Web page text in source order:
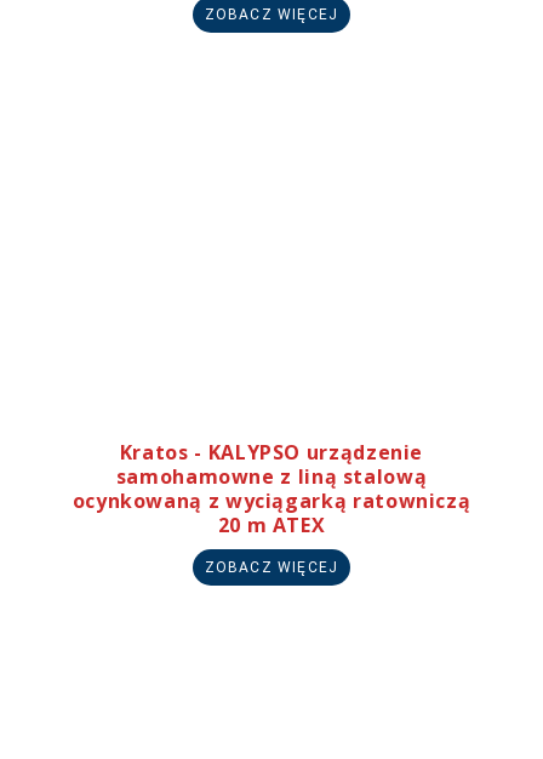
ZOBACZ WIĘCEJ
Kratos - KALYPSO urządzenie
samohamowne z liną stalową
ocynkowaną z wyciągarką ratowniczą
20 m ATEX
ZOBACZ WIĘCEJ